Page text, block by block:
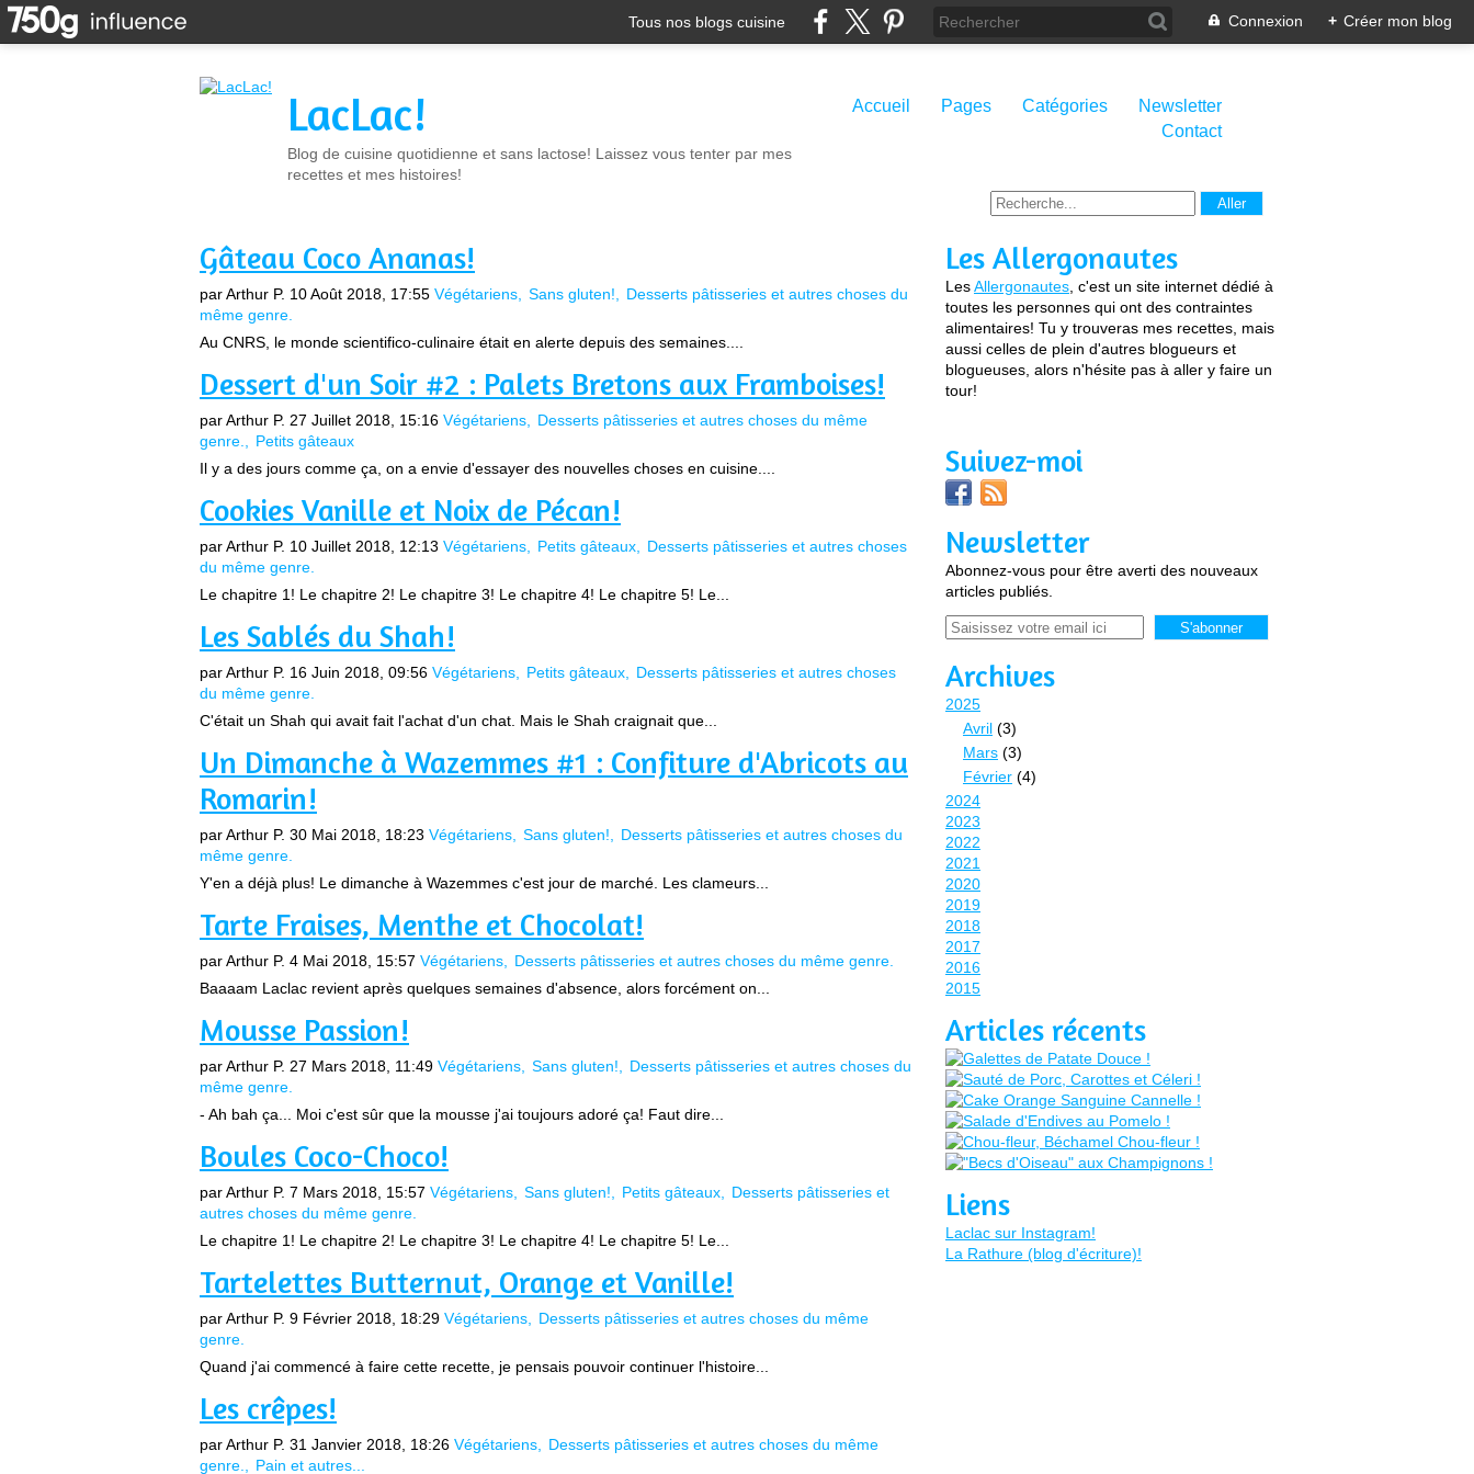
Tous nos blogs cuisine Connexion + Créer mon blog
LacLac!
Blog de cuisine quotidienne et sans lactose! Laissez vous tenter par mes
recettes et mes histoires!
Accueil Pages Catégories
Newsletter
Contact
Gâteau Coco Ananas!
par Arthur P. 10 Août 2018, 17:55 Végétariens Sans gluten!
Desserts pâtisseries et autres choses du
même genre.
Au CNRS, le monde scientifico-culinaire était en alerte depuis des semaines....
Dessert d'un Soir #2 : Palets Bretons aux Framboises!
par Arthur P. 27 Juillet 2018, 15:16 Végétariens
Desserts pâtisseries et autres choses du même
genre.
Petits gâteaux
Il y a des jours comme ça, on a envie d'essayer des nouvelles choses en cuisine....
Cookies Vanille et Noix de Pécan!
par Arthur P. 10 Juillet 2018, 12:13 Végétariens Petits gâteaux
Desserts pâtisseries et autres choses
du même genre.
Le chapitre 1! Le chapitre 2! Le chapitre 3! Le chapitre 4! Le chapitre 5! Le...
Les Sablés du Shah!
par Arthur P. 16 Juin 2018, 09:56 Végétariens Petits gâteaux
Desserts pâtisseries et autres choses
du même genre.
C'était un Shah qui avait fait l'achat d'un chat. Mais le Shah craignait que...
Un Dimanche à Wazemmes #1 : Confiture d'Abricots au
Romarin!
par Arthur P. 30 Mai 2018, 18:23 Végétariens Sans gluten!
Desserts pâtisseries et autres choses du
même genre.
Y'en a déjà plus! Le dimanche à Wazemmes c'est jour de marché. Les clameurs...
Tarte Fraises, Menthe et Chocolat!
par Arthur P. 4 Mai 2018, 15:57 Végétariens
Desserts pâtisseries et autres choses du même genre.
Baaaam Laclac revient après quelques semaines d'absence, alors forcément on...
Mousse Passion!
par Arthur P. 27 Mars 2018, 11:49 Végétariens Sans gluten!
Desserts pâtisseries et autres choses du
même genre.
- Ah bah ça... Moi c'est sûr que la mousse j'ai toujours adoré ça! Faut dire...
Boules Coco-Choco!
par Arthur P. 7 Mars 2018, 15:57 Végétariens Sans gluten! Petits gâteaux
Desserts pâtisseries et
autres choses du même genre.
Le chapitre 1! Le chapitre 2! Le chapitre 3! Le chapitre 4! Le chapitre 5! Le...
Tartelettes Butternut, Orange et Vanille!
par Arthur P. 9 Février 2018, 18:29 Végétariens
Desserts pâtisseries et autres choses du même
genre.
Quand j'ai commencé à faire cette recette, je pensais pouvoir continuer l'histoire...
Les crêpes!
par Arthur P. 31 Janvier 2018, 18:26 Végétariens
Desserts pâtisseries et autres choses du même
genre.
Pain et autres...
Les Allergonautes
LesAllergonautes , c'est un site internet dédié à
toutes les personnes qui ont des contraintes
alimentaires! Tu y trouveras mes recettes, mais
aussi celles de plein d'autres blogueurs et
blogueuses, alors n'hésite pas à aller y faire un
tour!
Suivez-moi
Newsletter
Abonnez-vous pour être averti des nouveaux
articles publiés.
Email
Archives
2025
Avril (3)
Mars (3)
Février (4)
2024
2023
2022
2021
2020
2019
2018
2017
2016
2015
Articles récents
Liens
Laclac sur Instagram!
La Rathure (blog d'écriture)!